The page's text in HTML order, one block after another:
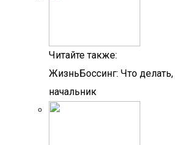
Читайте также:
ЖизньБоссинг: Что делать,
начальник